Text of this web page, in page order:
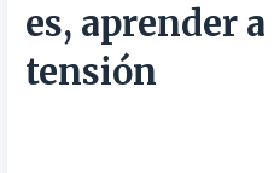
es, aprender
tensión